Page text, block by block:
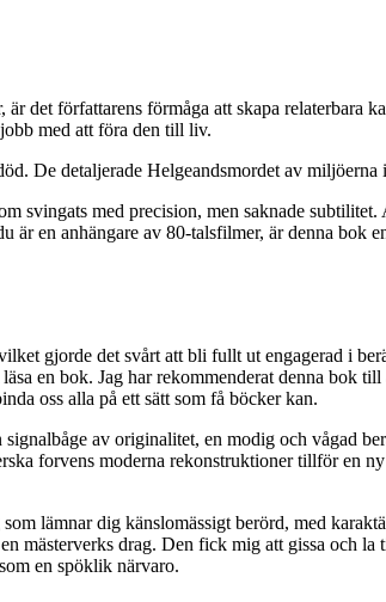
det författarens förmåga att skapa relaterbara
med att föra den till liv.
De detaljerade Helgeandsmordet av
svingats med precision, men saknade
en anhängare av 80-talsfilmer, är denna bok
gjorde det svårt att bli fullt ut engagerad i
en bok. Jag har rekommenderat denna bok
oss alla på ett sätt som få böcker kan.
av originalitet, en modig och vågad
forvens moderna rekonstruktioner tillför en
lämnar dig känslomässigt berörd, med
mästerverks drag. Den fick mig att gissa och
en spöklik närvaro.